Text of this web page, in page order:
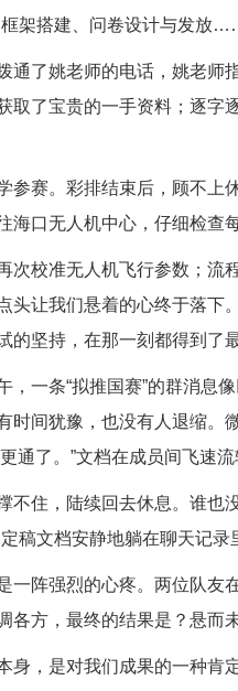
架搭建、问卷设计与发放
通了姚老师的电话，姚老
取了宝贵的一手资料；逐
赛。彩排结束后，顾不
海口无人机中心，仔细检
次校准无人机飞行参数；
头让我们悬着的心终于落
坚持，在那一刻都得到了
一条“拟推国赛”的群消
间犹豫，也没有人退缩。
通了。”文档在成员间飞速
不住，陆续回去休息。谁
稿文档安静地躺在聊天记录
一阵强烈的心疼。两位队
各方，最终的结果是？悬而
身，是对我们成果的一种